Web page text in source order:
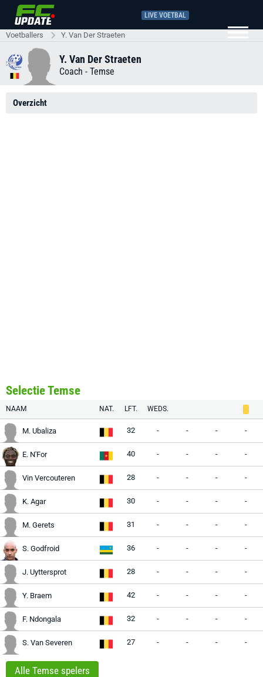
LIVE VOETBAL
Voetballers Y. Van Der Straeten
Y. Van Der Straeten
Coach - Temse
Overzicht
Selectie Temse
NAAM NAT. LFT. WEDS.
M. Ubaliza 32 - - - -
E. N'For 40 - - - -
Vin Vercouteren 28 - - - -
K. Agar 30 - - - -
M. Gerets 31 - - - -
S. Godfroid 36 - - - -
J. Uyttersprot 28 - - - -
Y. Braem 42 - - - -
F. Ndongala 32 - - - -
S. Van Severen 27 - - - -
Alle Temse spelers